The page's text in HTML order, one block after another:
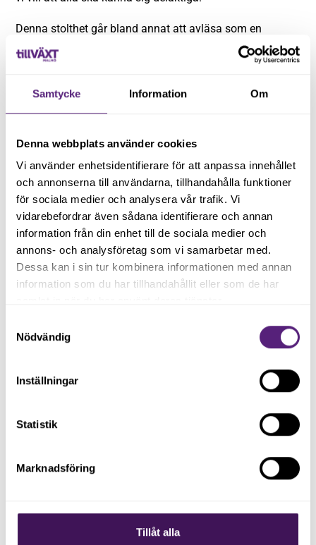
Samtycke Information Om
Denna webbplats använder cookies
Vi använder enhetsidentifierare för att anpassa innehållet
och annonserna till användarna, tillhandahålla funktioner
för sociala medier och analysera vår trafik. Vi
vidarebefordrar även sådana identifierare och annan
information från din enhet till de sociala medier och
annons- och analysföretag som vi samarbetar med.
Dessa kan i sin tur kombinera informationen med annan
information som du har tillhandahållit eller som de har
Nödvändig
Inställningar
Statistik
Marknadsföring
Tillåt alla
Denna stolthet går bland annat att avläsa som en
tatuering av DUX logotypen på medarbetaren Clinton
Charlotte Ljung och
Clinton Dickson med sin
under och efter
Häromveckan gick även Charlottes senaste projekt,
Endbright, live. En one-stop-shop för personer som
skilsmässa och då vill vi finnas där som en hjälpande